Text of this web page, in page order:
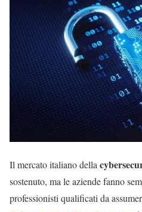
Il mercato italiano della
sostenuto, ma le aziende fanno
professionisti qualificati da